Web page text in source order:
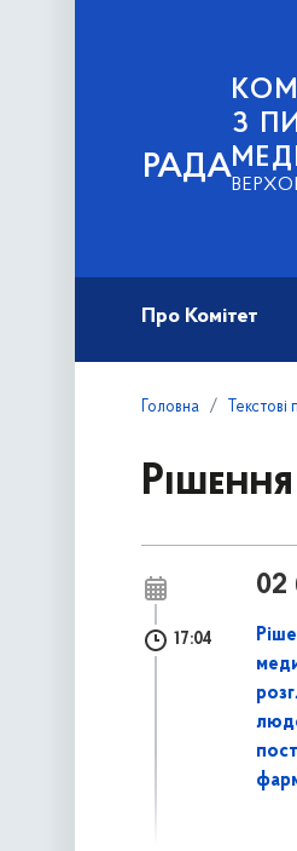
РАДА
З
Про Комітет
Головна Текстові
02
17:04